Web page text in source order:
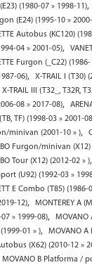
(1980-07 » 1998-11),
(E24) (1995-10 »
Autobus (KC120)
04 » 2001-05),
Furgon (_C22)
06), X-TRAIL I (T30)
X-TRAIL III (T32_, T32R,
08 » 2017-08),
TF) (1998-03 » 2001-
minivan (2001-10 » ),
Furgon/minivan (X12)
Tour (X12) (2012-02 » ),
(U92) (1992-03 »
E Combo (T85) (1986-
12), MONTEREY A
07 » 1999-08), MOVANO
01 » ),
MOVANO
(X62) (2010-12 »
MOVANO B Platforma /